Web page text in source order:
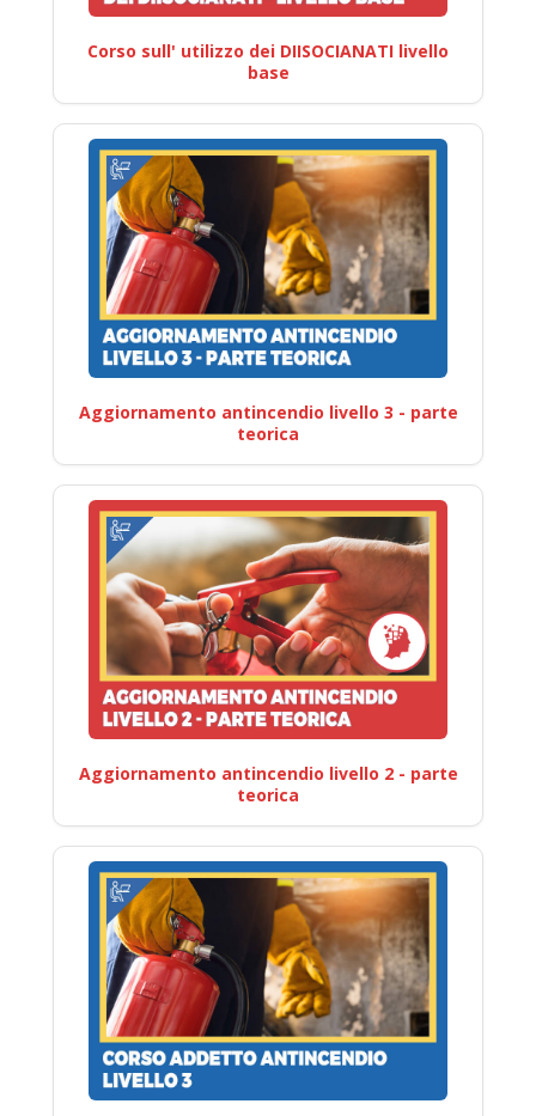
Corso sull' utilizzo dei DIISOCIANATI livello
base
Aggiornamento antincendio livello 3 - parte
teorica
Aggiornamento antincendio livello 2 - parte
teorica